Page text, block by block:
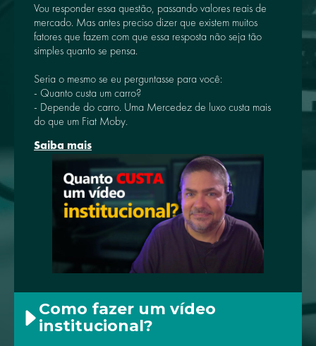
Vou responder essa questão, passando valores reais de
mercado. Mas antes preciso dizer que existem muitos
fatores que fazem com que essa resposta não seja tão
simples quanto se pensa.
Seria o mesmo se eu perguntasse para você:
- Quanto custa um carro?
- Depende do carro. Uma Mercedez de luxo custa mais
do que um Fiat Moby.
Saiba mais
Como fazer um vídeo
institucional?